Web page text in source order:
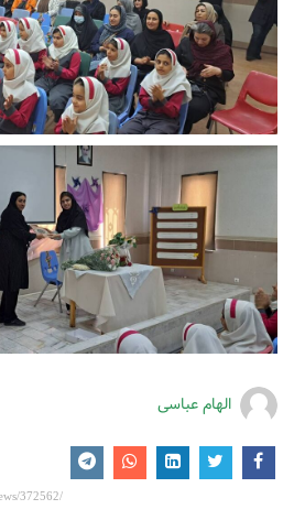
الهام عباسی